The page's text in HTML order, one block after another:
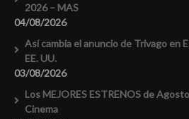
2026 – MAS
04/08/2026
Así cambia el anuncio de Trivago en
EE. UU.
03/08/2026
Los MEJORES ESTRENOS de
Cinema